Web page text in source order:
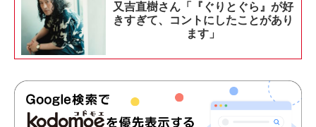
又吉直樹さん「『ぐりとぐら』が好
きすぎて、コントにしたことがあり
ます」